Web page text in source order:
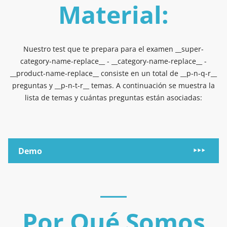
Material:
Nuestro test que te prepara para el examen __super-
category-name-replace__ - __category-name-replace__ -
__product-name-replace__ consiste en un total de __p-n-q-r__
preguntas y __p-n-t-r__ temas. A continuación se muestra la
lista de temas y cuántas preguntas están asociadas:
Demo